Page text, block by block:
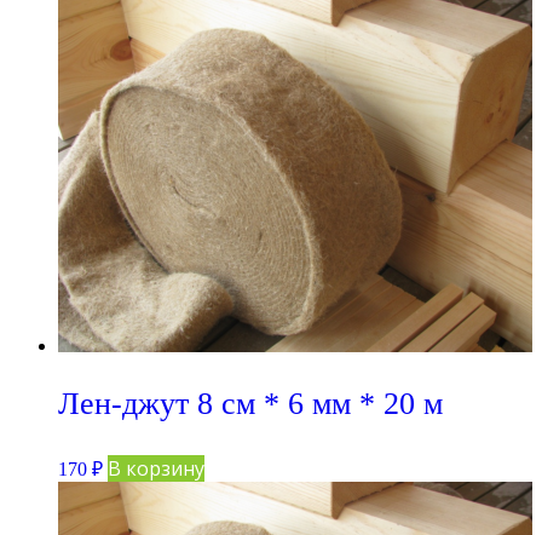
Лен-джут 8 см * 6 мм * 20 м
170 ₽ В корзину